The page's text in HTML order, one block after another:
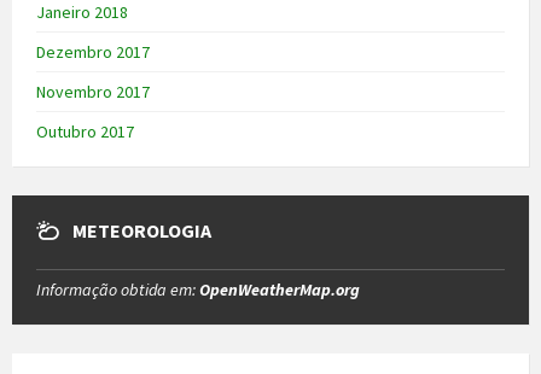
Janeiro 2018
Dezembro 2017
Novembro 2017
Outubro 2017
METEOROLOGIA
Informação obtida em:OpenWeatherMap.org